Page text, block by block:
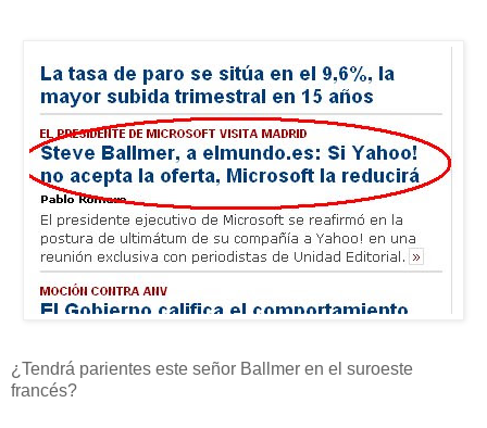
¿Tendrá parientes este señor Ballmer en el suroeste
francés?